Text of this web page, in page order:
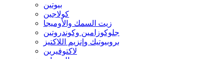
بيوتين
كولاجين
زيت السمك والأوميجا
جلوكوزامين وكوندروتين
بروبيوتيك وإنزيم اللاكتيز
لاكتوفيرين